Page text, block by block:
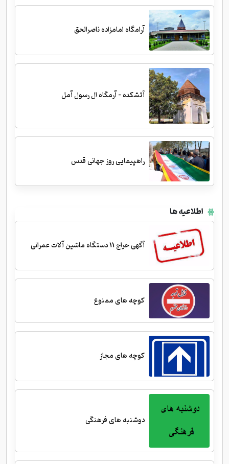
آرامگاه امامزاده ناصرالحق
آتشکده - آرمگاه ال رسول آمل
راهپیمایی روز جهانی قدس
اطلاعیه ها
آگهی حراج 11 دستگاه ماشین آلات عمرانی
کوچه های ممنوع
کوچه های مجاز
دوشنبه های فرهنگی